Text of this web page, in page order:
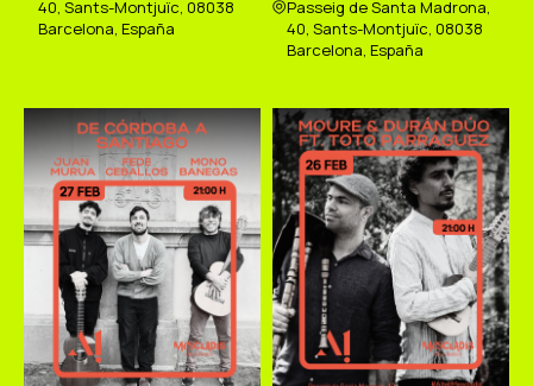
40, Sants-Montjuïc, 08038
Barcelona, España
Passeig de Santa Madrona,
40, Sants-Montjuïc, 08038
Barcelona, España